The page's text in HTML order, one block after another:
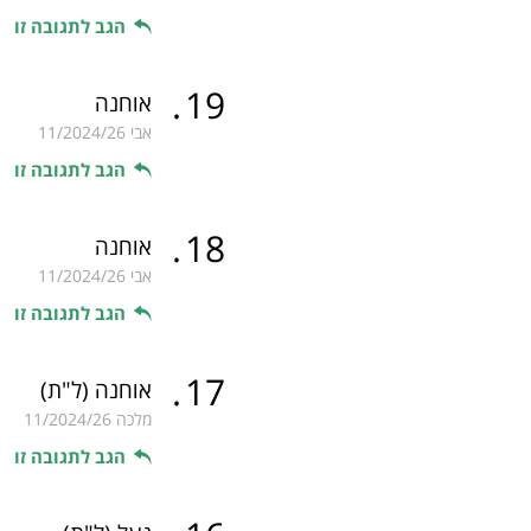
הגב לתגובה זו
19
. אוחנה
אבי 11/2024/26
הגב לתגובה זו
18
. אוחנה
אבי 11/2024/26
הגב לתגובה זו
17
. אוחנה (ל"ת)
מלכה 11/2024/26
הגב לתגובה זו